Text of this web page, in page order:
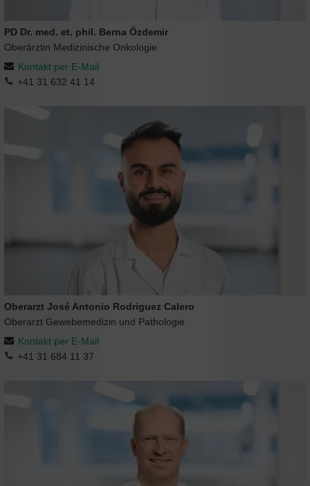
PD Dr. med. et. phil. Berna Özdemir
Oberärztin Medizinische Onkologie
Kontakt per E-Mail
+41 31 632 41 14
Oberarzt José Antonio Rodriguez Calero
Oberarzt Gewebemedizin und Pathologie
Kontakt per E-Mail
+41 31 684 11 37